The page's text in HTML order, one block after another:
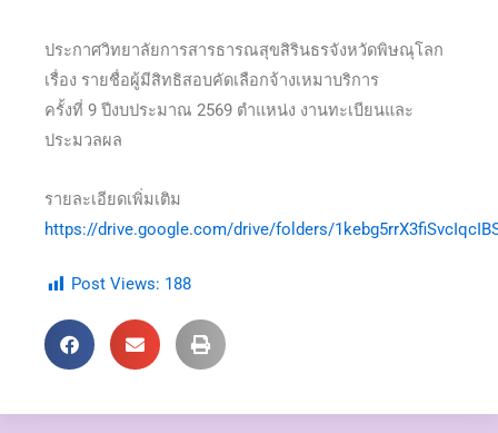
ประกาศวิทยาลัยการสารธารณสุขสิรินธรจังหวัดพิษณุโลก
เรื่อง รายชื่อผู้มีสิทธิสอบคัดเลือกจ้างเหมาบริการ
ครั้งที่ 9 ปีงบประมาณ 2569 ตำแหน่ง งานทะเบียนและ
ประมวลผล
รายละเอียดเพิ่มเติม
https://drive.google.com/drive/folders/
Post Views: 188